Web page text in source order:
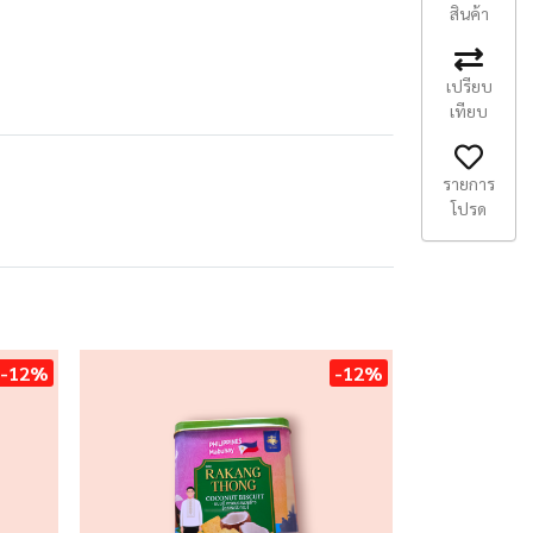
-12% -12%
สินค้า
เปรียบ
เทียบ
รายการ
โปรด